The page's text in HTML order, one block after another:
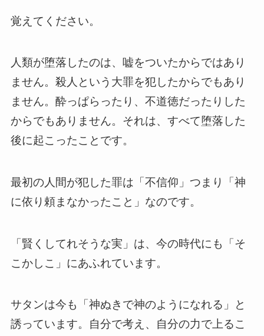
覚えてください。
人類が堕落したのは、嘘をついたからではあり
ません。殺人という大罪を犯したからでもあり
ません。酔っぱらったり、不道徳だったりした
からでもありません。それは、すべて堕落した
後に起こったことです。
最初の人間が犯した罪は「不信仰」つまり「神
に依り頼まなかったこと」なのです。
「賢くしてれそうな実」は、今の時代にも「そ
こかしこ」にあふれています。
サタンは今も「神ぬきで神のようになれる」と
誘っています。自分で考え、自分の力で上るこ